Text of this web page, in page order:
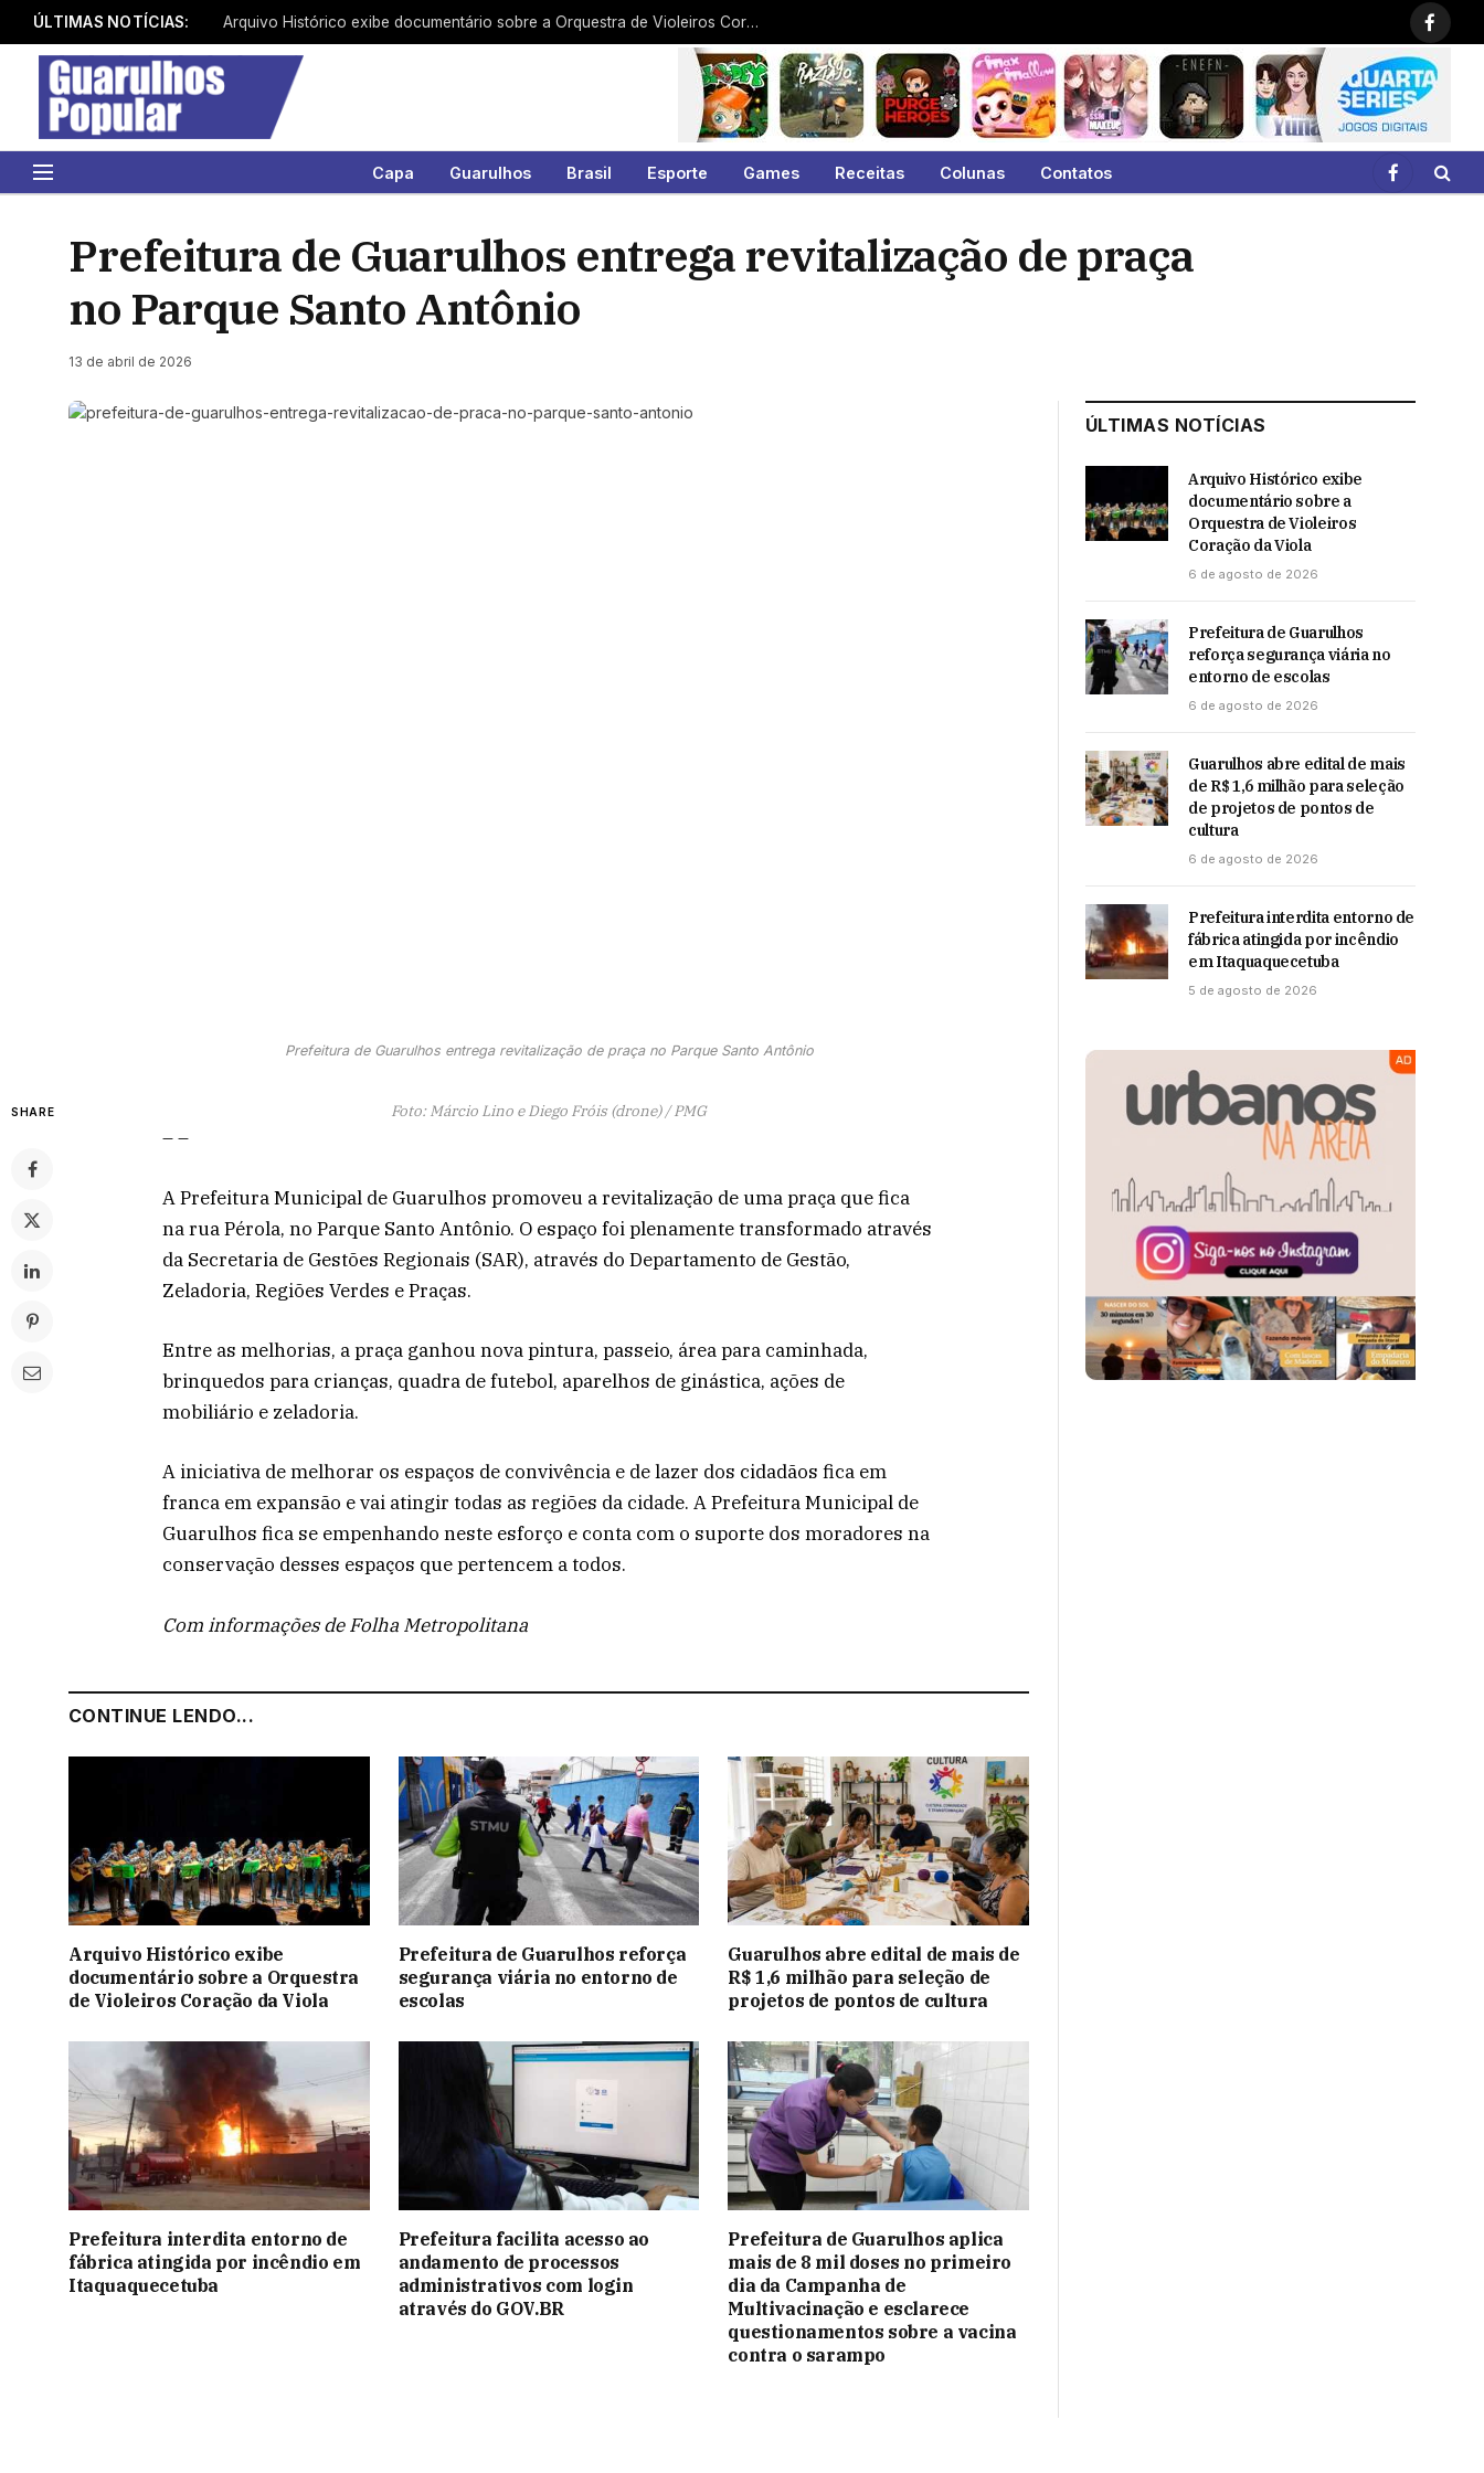
ÚLTIMAS NOTÍCIAS: Arquivo Histórico exibe documentário sobre a Orquestra de Violeiros Coração da Viola
Capa Guarulhos Brasil Esporte Games Receitas Colunas Contatos
Facebook
Prefeitura de Guarulhos entrega revitalização de praça
no Parque Santo Antônio
13 de abril de 2026
Prefeitura de Guarulhos entrega revitalização de praça no Parque Santo Antônio
SHARE Foto: Márcio Lino e Diego Fróis (drone) / PMG
– –
A Prefeitura Municipal de Guarulhos promoveu a revitalização de uma praça que fica
na rua Pérola, no Parque Santo Antônio. O espaço foi plenamente transformado através
da Secretaria de Gestões Regionais (SAR), através do Departamento de Gestão,
Zeladoria, Regiões Verdes e Praças.
Entre as melhorias, a praça ganhou nova pintura, passeio, área para caminhada,
brinquedos para crianças, quadra de futebol, aparelhos de ginástica, ações de
mobiliário e zeladoria.
A iniciativa de melhorar os espaços de convivência e de lazer dos cidadãos fica em
franca em expansão e vai atingir todas as regiões da cidade. A Prefeitura Municipal de
Guarulhos fica se empenhando neste esforço e conta com o suporte dos moradores na
conservação desses espaços que pertencem a todos.
Com informações de Folha Metropolitana
CONTINUE LENDO...
Arquivo Histórico exibe
documentário sobre a Orquestra
de Violeiros Coração da Viola
Prefeitura de Guarulhos reforça
segurança viária no entorno de
escolas
Guarulhos abre edital de mais de
R$ 1,6 milhão para seleção de
projetos de pontos de cultura
Prefeitura interdita entorno de
fábrica atingida por incêndio em
Itaquaquecetuba
Prefeitura facilita acesso ao
andamento de processos
administrativos com login
através do GOV.BR
Prefeitura de Guarulhos aplica
mais de 8 mil doses no primeiro
dia da Campanha de
Multivacinação e esclarece
questionamentos sobre a vacina
contra o sarampo
ÚLTIMAS NOTÍCIAS
Arquivo Histórico exibe
documentário sobre a
Orquestra de Violeiros
Coração da Viola
6 de agosto de 2026
Prefeitura de Guarulhos
reforça segurança viária no
entorno de escolas
6 de agosto de 2026
Guarulhos abre edital de mais
de R$ 1,6 milhão para seleção
de projetos de pontos de
cultura
6 de agosto de 2026
Prefeitura interdita entorno de
fábrica atingida por incêndio
em Itaquaquecetuba
5 de agosto de 2026